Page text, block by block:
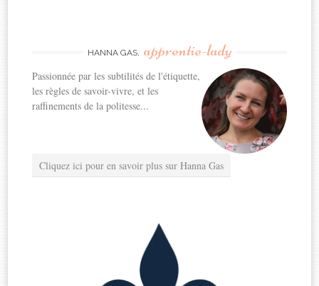
HANNA GAS, apprentie-lady
Passionnée par les subtilités de l'étiquette,
les règles de savoir-vivre, et les
raffinements de la politesse...
Cliquez ici pour en savoir plus sur Hanna Gas